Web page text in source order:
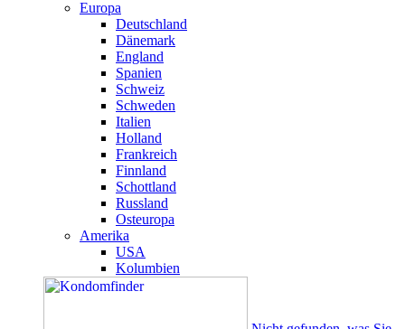
Europa
Deutschland
Dänemark
England
Spanien
Schweiz
Schweden
Italien
Holland
Frankreich
Finnland
Schottland
Russland
Osteuropa
Amerika
USA
Kolumbien